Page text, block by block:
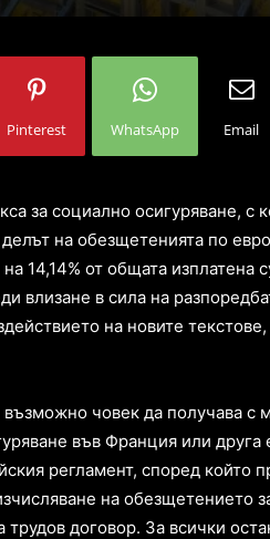
Pinterest WhatsApp Email
за социално осигуряване, с
делът на обезщетенията по
14,14% от общата изплатена
влизане в сила на
на новите
човек да получава с
във Франция или друга
регламент, според който
на обезщетението
трудов договор. За всички